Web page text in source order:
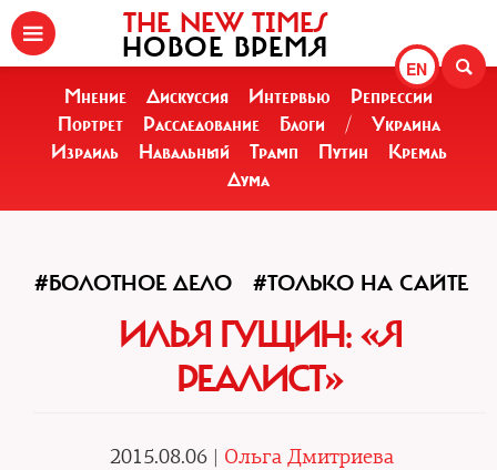
EN
THE NEW TIMES
НОВОЕ ВРЕМЯ
Мнение Дискуссия Интервью
Репрессии
Портрет
Расследование Блоги /
Украина
Израиль
Навальный Трамп Путин
Кремль
Дума
#БОЛОТНОЕ ДЕЛО #ТОЛЬКО НА САЙТЕ
ИЛЬЯ ГУЩИН: «Я
РЕАЛИСТ»
2015.08.06 | Ольга Дмитриева